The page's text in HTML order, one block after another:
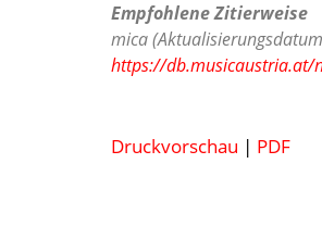
Empfohlene Zitierweise
mica
https://db.musicaustria.at/
Druckvorschau | PDF